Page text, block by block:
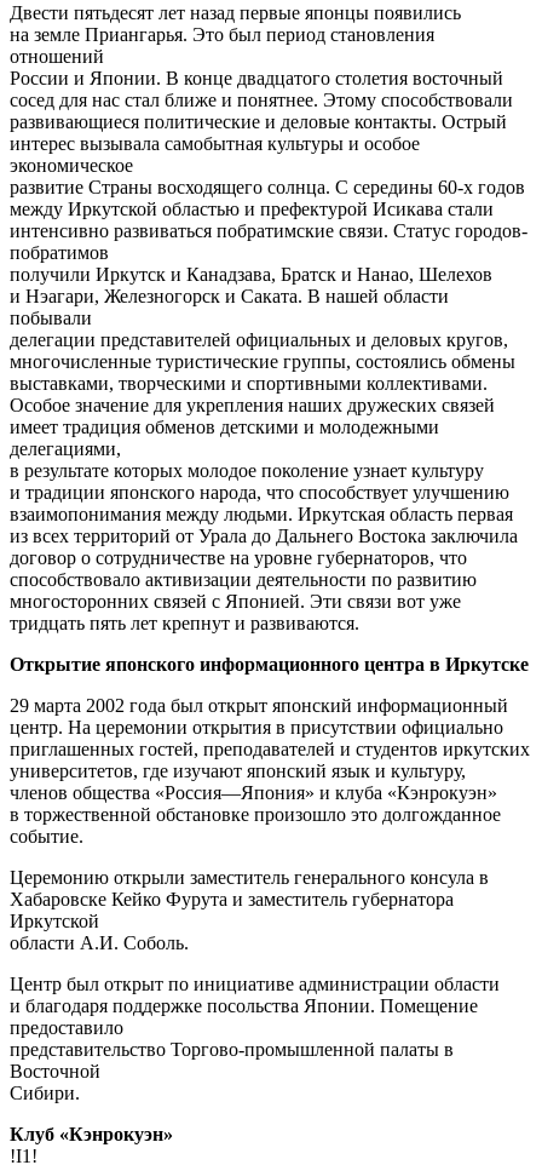
Двести пятьдесят лет назад первые японцы появились
на земле Приангарья. Это был период становления
отношений
России и Японии. В конце двадцатого столетия восточный
сосед для нас стал ближе и понятнее. Этому способствовали
развивающиеся политические и деловые контакты. Острый
интерес вызывала самобытная культуры и особое
экономическое
развитие Страны восходящего солнца. С середины 60-х годов
между Иркутской областью и префектурой Исикава стали
интенсивно развиваться побратимские связи. Статус городов-
побратимов
получили Иркутск и Канадзава, Братск и Нанао, Шелехов
и Нэагари, Железногорск и Саката. В нашей области
побывали
делегации представителей официальных и деловых кругов,
многочисленные туристические группы, состоялись обмены
выставками, творческими и спортивными коллективами.
Особое значение для укрепления наших дружеских связей
имеет традиция обменов детскими и молодежными
делегациями,
в результате которых молодое поколение узнает культуру
и традиции японского народа, что способствует улучшению
взаимопонимания между людьми. Иркутская область первая
из всех территорий от Урала до Дальнего Востока заключила
договор о сотрудничестве на уровне губернаторов, что
способствовало активизации деятельности по развитию
многосторонних связей с Японией. Эти связи вот уже
тридцать пять лет крепнут и развиваются.
Открытие японского информационного центра в Иркутске
29 марта 2002 года был открыт японский информационный
центр. На церемонии открытия в присутствии официально
приглашенных гостей, преподавателей и студентов иркутских
университетов, где изучают японский язык и культуру,
членов общества «Россия—Япония» и клуба «Кэнрокуэн»
в торжественной обстановке произошло это долгожданное
событие.
Церемонию открыли заместитель генерального консула в
Хабаровске Кейко Фурута и заместитель губернатора
Иркутской
области А.И. Соболь.
Центр был открыт по инициативе администрации области
и благодаря поддержке посольства Японии. Помещение
предоставило
представительство Торгово-промышленной палаты в
Восточной
Сибири.
Клуб «Кэнрокуэн»
!I1!